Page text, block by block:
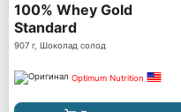
100% Whey Gold
Standard
907 г, Шоколад солод
Optimum Nutrition